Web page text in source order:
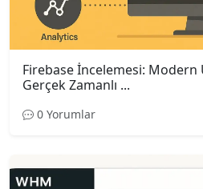
Firebase İncelemesi:
Gerçek Zamanlı ...
0 Yorumlar